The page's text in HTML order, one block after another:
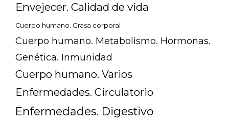
Envejecer. Calidad de vida
Cuerpo humano. Grasa corporal
Cuerpo humano. Metabolismo. Hormonas.
Genética. Inmunidad
Cuerpo humano. Varios
Enfermedades. Circulatorio
Enfermedades. Digestivo